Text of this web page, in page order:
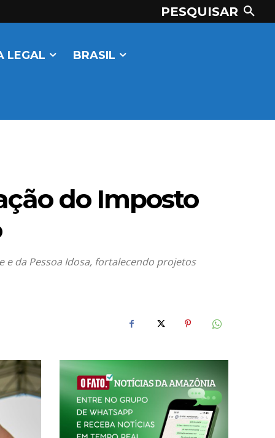
PESQUISAR
LEGAL BRASIL
do Imposto
da Pessoa Idosa, fortalecendo projetos